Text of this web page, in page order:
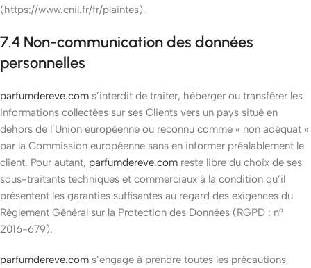
(https://www.cnil.fr/fr/plaintes).
7.4 Non-communication des données
personnelles
parfumdereve.com s’interdit de traiter, héberger ou transférer les
Informations collectées sur ses Clients vers un pays situé en
dehors de l’Union européenne ou reconnu comme « non adéquat »
par la Commission européenne sans en informer préalablement le
client. Pour autant, parfumdereve.com reste libre du choix de ses
sous-traitants techniques et commerciaux à la condition qu’il
présentent les garanties suffisantes au regard des exigences du
Règlement Général sur la Protection des Données (RGPD : n°
2016-679).
parfumdereve.com s’engage à prendre toutes les précautions